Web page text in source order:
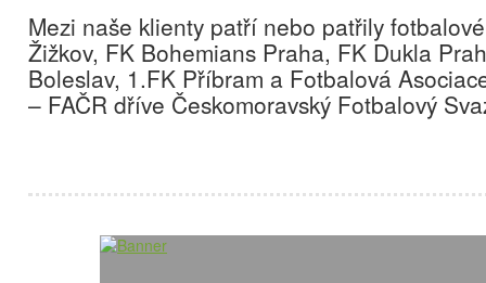
Mezi naše klienty patří nebo patřily
Žižkov, FK Bohemians Praha, FK Dukla
Boleslav, 1.FK Příbram a Fotbalová
– FAČR dříve Českomoravský Fotbalový